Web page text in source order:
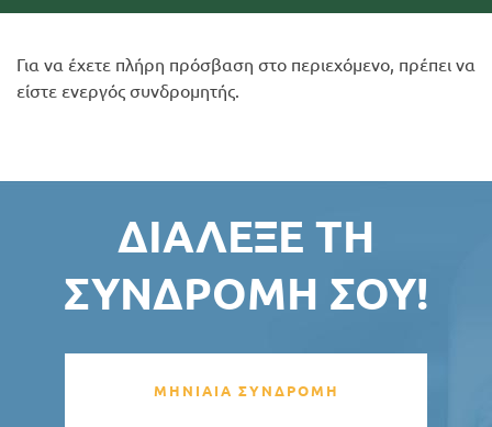
Για να έχετε πλήρη πρόσβαση στο περιεχόμενο, πρέπει να
είστε ενεργός συνδρομητής.
ΔΙΆΛΕΞΕ ΤΗ
ΣΥΝΔΡΟΜΉ ΣΟΥ!
ΜΗΝΙΑΙΑ ΣΥΝΔΡΟΜΗ